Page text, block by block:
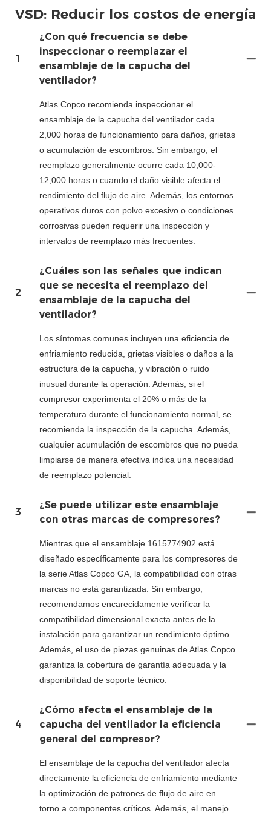
VSD: Reducir los costos de energía
1
¿Con qué frecuencia se debe
inspeccionar o reemplazar el
ensamblaje de la capucha del
ventilador?
Atlas Copco recomienda inspeccionar el
ensamblaje de la capucha del ventilador cada
2,000 horas de funcionamiento para daños, grietas
o acumulación de escombros. Sin embargo, el
reemplazo generalmente ocurre cada 10,000-
12,000 horas o cuando el daño visible afecta el
rendimiento del flujo de aire. Además, los entornos
operativos duros con polvo excesivo o condiciones
corrosivas pueden requerir una inspección y
intervalos de reemplazo más frecuentes.
2
¿Cuáles son las señales que indican
que se necesita el reemplazo del
ensamblaje de la capucha del
ventilador?
Los síntomas comunes incluyen una eficiencia de
enfriamiento reducida, grietas visibles o daños a la
estructura de la capucha, y vibración o ruido
inusual durante la operación. Además, si el
compresor experimenta el 20% o más de la
temperatura durante el funcionamiento normal, se
recomienda la inspección de la capucha. Además,
cualquier acumulación de escombros que no pueda
limpiarse de manera efectiva indica una necesidad
de reemplazo potencial.
3
¿Se puede utilizar este ensamblaje
con otras marcas de compresores?
Mientras que el ensamblaje 1615774902 está
diseñado específicamente para los compresores de
la serie Atlas Copco GA, la compatibilidad con otras
marcas no está garantizada. Sin embargo,
recomendamos encarecidamente verificar la
compatibilidad dimensional exacta antes de la
instalación para garantizar un rendimiento óptimo.
Además, el uso de piezas genuinas de Atlas Copco
garantiza la cobertura de garantía adecuada y la
disponibilidad de soporte técnico.
4
¿Cómo afecta el ensamblaje de la
capucha del ventilador la eficiencia
general del compresor?
El ensamblaje de la capucha del ventilador afecta
directamente la eficiencia de enfriamiento mediante
la optimización de patrones de flujo de aire en
torno a componentes críticos. Además, el manejo